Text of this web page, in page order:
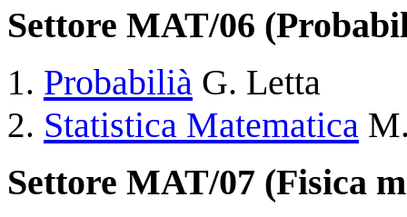
Settore MAT/06
Probabilià G. Letta
Statistica Matematica
Settore MAT/07 (Fisica